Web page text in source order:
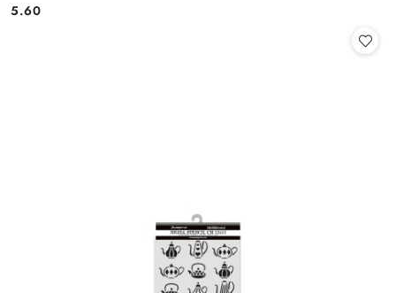
Cena:
5.60